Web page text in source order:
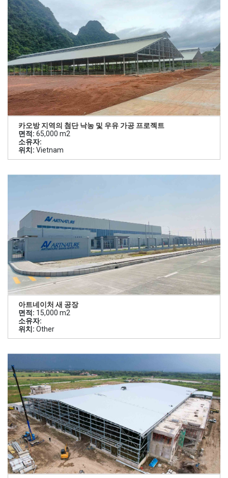
카오방 지역의 첨단 낙농 및 우유 가공 프로젝트
면적: 65,000 m2
소유자:
위치: Vietnam
아트네이처 새 공장
면적: 15,000 m2
소유자:
위치: Other